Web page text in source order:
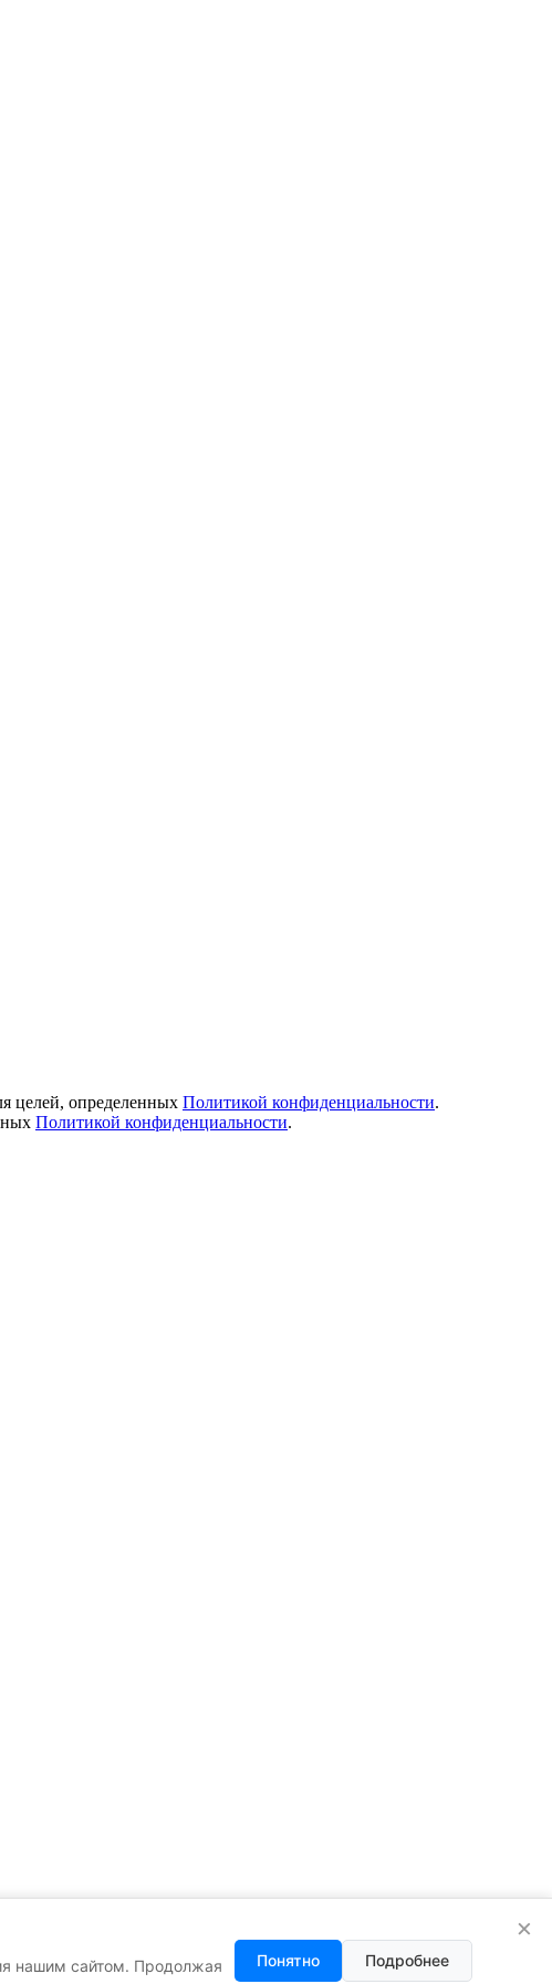
целей, определенных Политикой конфиденциальности.
Политикой конфиденциальности.
нашим сайтом. Продолжая
Понятно Подробнее
×